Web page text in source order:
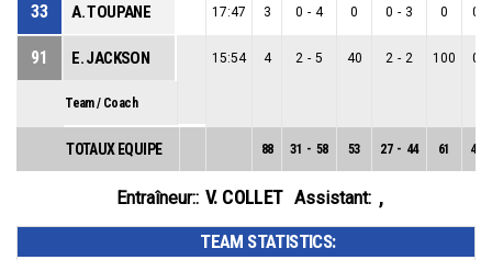
33 A. TOUPANE 17:47 3 0 - 4 0 0 - 3 0 0
91 E. JACKSON 15:54 4 2 - 5 40 2 - 2 100 0
Team / Coach
TOTAUX EQUIPE 88 31 - 58 53 27 - 44 61 4
Entraîneur:: V. COLLET Assistant: ,
TEAM STATISTICS: